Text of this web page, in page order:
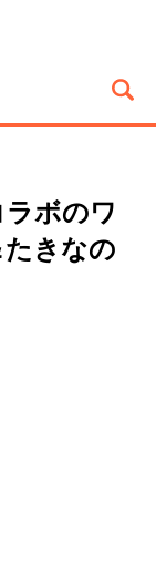
ラボのワ
きなの